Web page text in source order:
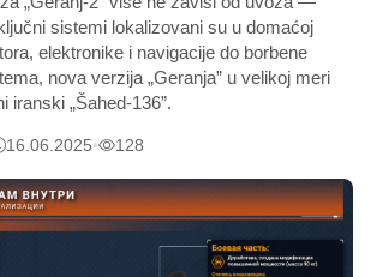
sistemi lokalizovani su u domaćoj
elektronike i navigacije do borbene
nova verzija „Geranja” u velikoj meri
iranski „Šahed-136”.
16.06.2025• 128
0